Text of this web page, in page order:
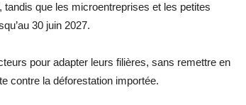
que les microentreprises et les petites
30 juin 2027.
pour adapter leurs filières, sans remettre en
contre la déforestation importée.